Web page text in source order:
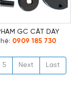
GC CẮT DÂY
0909 185 730
5 Next Last